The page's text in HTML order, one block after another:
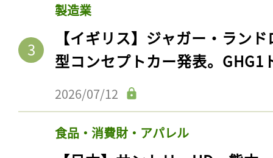
製造業
【イギリス】ジャガー・ラン
型コンセプトカー発表。GHG1
2026/07/12
食品・消費財・アパレル